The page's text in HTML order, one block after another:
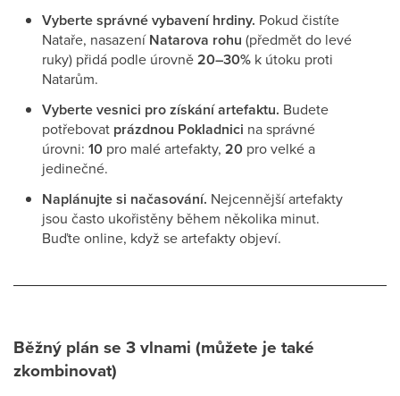
Vyberte správné vybavení hrdiny. Pokud čistíte
Nataře, nasazeníNatarova rohu (předmět do levé
ruky) přidá podle úrovně20–30% k útoku proti
Natarům.
Vyberte vesnici pro získání artefaktu. Budete
potřebovat prázdnou Pokladnici na správné
úrovni: 10 pro malé artefakty, 20 pro velké a
jedinečné.
Naplánujte si načasování. Nejcennější artefakty
jsou často ukořistěny během několika minut.
Buďte online, když se artefakty objeví.
Běžný plán se 3 vlnami (můžete je také
zkombinovat)